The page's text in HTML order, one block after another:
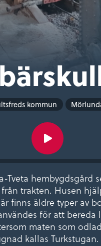
kommun
hembygdsgård
trakten. Husen
finns äldre typer av
för att
maten som
kallas Turkstugan.